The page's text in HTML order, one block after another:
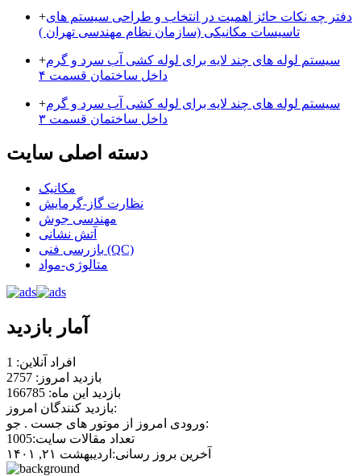
+دفتر چه نکات حائز اهمیت در انتخاب و طراحی سیستم های
تاسیسات مکانیکی (سازمان نظام مهندسی تهران )
+سیستم لوله های چند لایه برای لوله کشی آب سرد و گرم
داخل ساختمان قسمت ۴
+سیستم لوله های چند لایه برای لوله کشی آب سرد و گرم
داخل ساختمان قسمت ۳
دسته اصلی سایت
مکانیک
نظارت گاز-گرمایش
مهندسی جوش
آتش نشانی
بازرسی فنی (QC)
متالوژی-مواد
آمار بازدید
افراد آنلاین: 1
بازدید امروز: 2757
بازدید این ماه: 166785
بازدید کنندگان امروز:
ورودی امروز از موتور های جست . جو:
تعداد مقالات سایت:1005
آخرین بروز رسانی:اردیبهشت ۲۱, ۱۴۰۱